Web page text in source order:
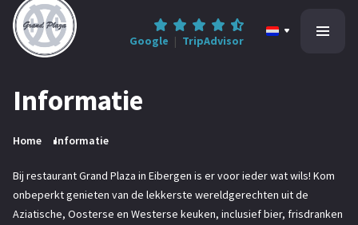
Google | TripAdvisor
Informatie
Informatie
Home Informatie
Bij restaurant Grand Plaza in Eibergen is er voor ieder wat wils! Kom
onbeperkt genieten van de lekkerste wereldgerechten uit de
Aziatische, Oosterse en Westerse keuken, inclusief bier, frisdranken